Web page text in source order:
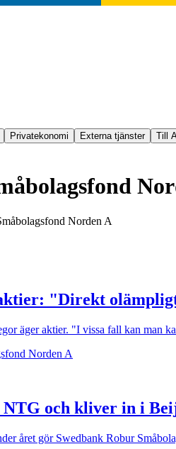
Privatekonomi Externa tjänster
Till
Norden A
"Direkt
äger aktier. "I vissa fall kan man
Norden A
NTG och kliver in i
året gör Swedbank Robur